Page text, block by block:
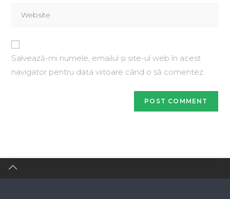
Salvează-mi numele, emailul și site-ul web în acest
navigator pentru data viitoare când o să comentez.